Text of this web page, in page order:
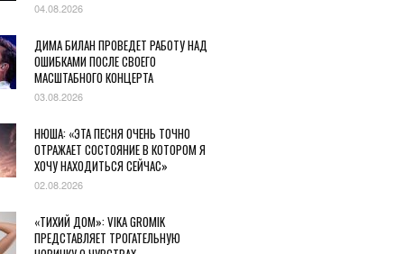
04.08.2026
ДИМА БИЛАН ПРОВЕДЕТ РАБОТУ НАД
ОШИБКАМИ ПОСЛЕ СВОЕГО
МАСШТАБНОГО КОНЦЕРТА
03.08.2026
НЮША: «ЭТА ПЕСНЯ ОЧЕНЬ ТОЧНО
ОТРАЖАЕТ СОСТОЯНИЕ В КОТОРОМ Я
ХОЧУ НАХОДИТЬСЯ СЕЙЧАС»
02.08.2026
«ТИХИЙ ДОМ»: VIKA GROMIK
ПРЕДСТАВЛЯЕТ ТРОГАТЕЛЬНУЮ